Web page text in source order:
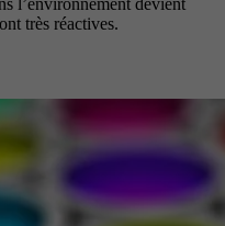
l’environnement devient
très réactives.